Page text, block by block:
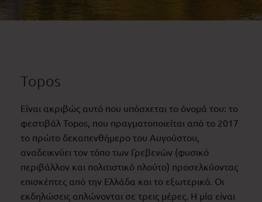
Topos
Είναι ακριβώς αυτό που υπόσχεται το όνομά του: το
φεστιβάλ Topos, που πραγματοποιείται από το 2017
το πρώτο δεκαπενθήμερο του Αυγούστου,
αναδεικνύει τον τόπο των Γρεβενών (φυσικό
περιβάλλον και πολιτιστικό πλούτο) προσελκύοντας
επισκέπτες από την Ελλάδα και το εξωτερικό. Οι
εκδηλώσεις απλώνονται σε τρεις μέρες. Η μία είναι